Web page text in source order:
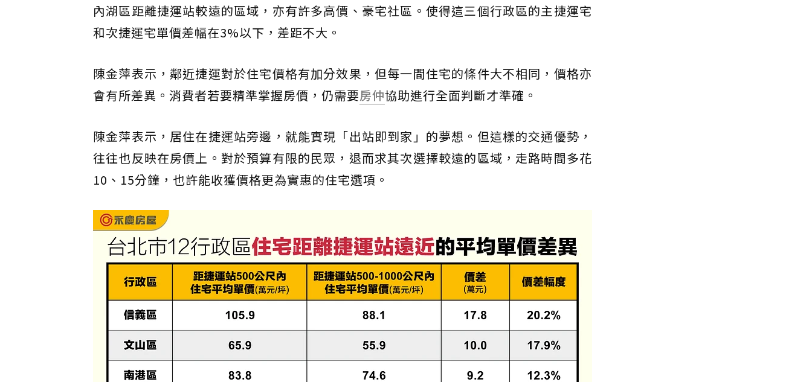
內湖區距離捷運站較遠的區域，亦有許多高價、豪宅社區。使得這三個行政區的主捷運宅
和次捷運宅單價差幅在3%以下，差距不大。
陳金萍表示，鄰近捷運對於住宅價格有加分效果，但每一間住宅的條件大不相同，價格亦
會有所差異。消費者若要精準掌握房價，仍需要房仲協助進行全面判斷才準確。
陳金萍表示，居住在捷運站旁邊，就能實現「出站即到家」的夢想。但這樣的交通優勢，
往往也反映在房價上。對於預算有限的民眾，退而求其次選擇較遠的區域，走路時間多花
10、15分鐘，也許能收獲價格更為實惠的住宅選項。